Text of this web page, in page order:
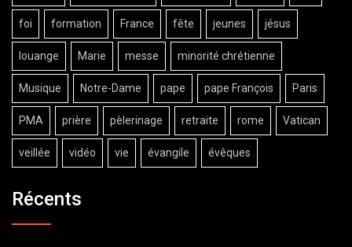
foi formation France fête jeunes jésus
louange Marie messe minorité chrétienne
Musique Notre-Dame pape pape François Paris
PMA prière pèlerinage retraite rome Vatican
veillée vidéo vie évangile évêques
Récents